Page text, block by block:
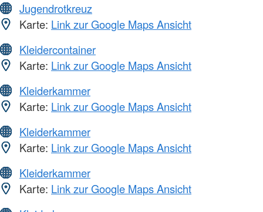
Jugendrotkreuz
Karte: Link zur Google Maps Ansicht
Kleidercontainer
Karte: Link zur Google Maps Ansicht
Kleiderkammer
Karte: Link zur Google Maps Ansicht
Kleiderkammer
Karte: Link zur Google Maps Ansicht
Kleiderkammer
Karte: Link zur Google Maps Ansicht